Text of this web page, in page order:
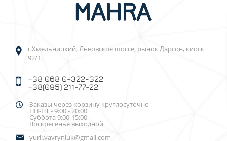
г.Хмельницкий, Львовское шоссе, рынок Дарсон, киоск
92/1.
+38 068 0-322-322
+38(095) 211-77-22
Заказы через корзину круглосуточно
ПН-ПТ - 9:00 - 20:00
Суббота 9:00-15:00
Воскресенье выходной
yurii.vavryniuk@gmail.com